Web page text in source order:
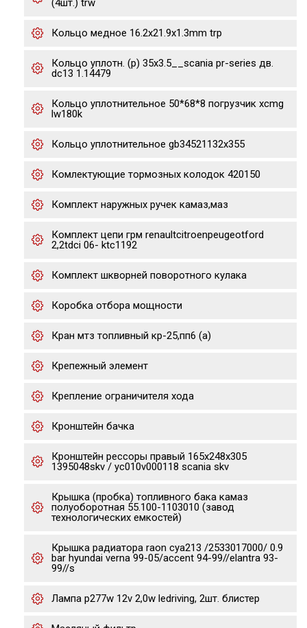
(4шт.) trw
Кольцо медное 16.2x21.9x1.3mm trp
Кольцо уплотн. (р) 35x3.5__scania pr-series дв.
dc13 1.14479
Кольцо уплотнительное 50*68*8 погрузчик xcmg
lw180k
Кольцо уплотнительное gb34521132x355
Комлектующие тормозных колодок 420150
Комплект наружных ручек камаз,маз
Комплект цепи грм renaultcitroenpeugeotford
2,2tdci 06- ktc1192
Комплект шкворней поворотного кулака
Коробка отбора мощности
Кран мтз топливный кр-25,пп6 (а)
Крепежный элемент
Крепление ограничителя хода
Кронштейн бачка
Кронштейн рессоры правый 165x248x305
1395048skv / yc010v000118 scania skv
Крышка (пробка) топливного бака камаз
полуоборотная 55.100-1103010 (завод
технологических емкостей)
Крышка радиатора raon cya213 /2533017000/ 0.9
bar hyundai verna 99-05/accent 94-99//elantra 93-
99//s
Лампа p277w 12v 2,0w ledriving, 2шт. блистер